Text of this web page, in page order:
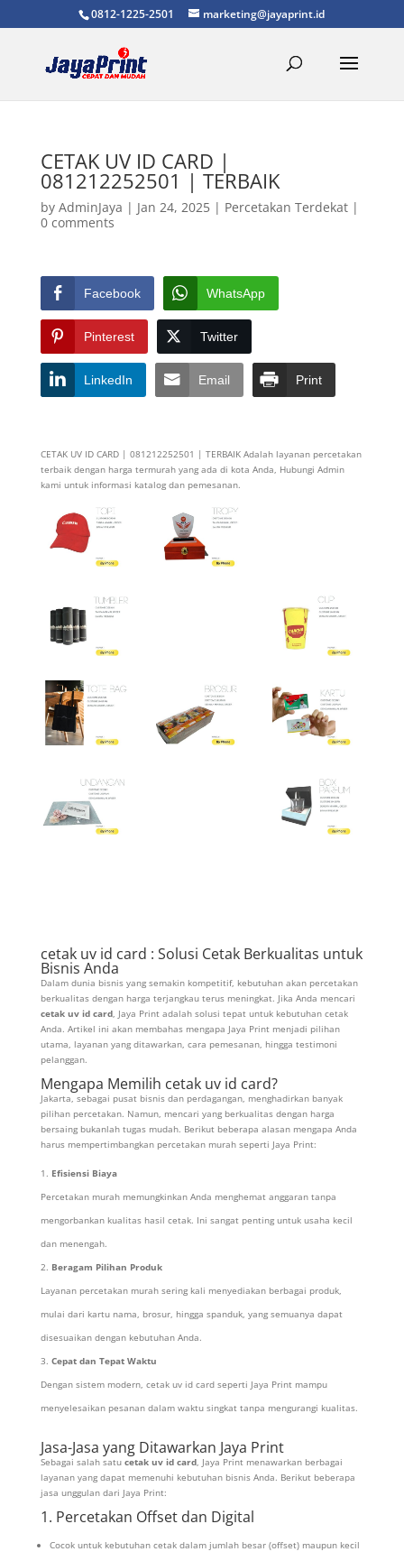
0812-1225-2501 marketing@jayaprint.id
CETAK UV ID CARD |
081212252501 | TERBAIK
by AdminJaya | Jan 24, 2025| Percetakan Terdekat|
0 comments
Facebook WhatsApp
Pinterest Twitter
LinkedIn Email Print
CETAK UV ID CARD | 081212252501 | TERBAIK Adalah layanan percetakan
terbaik dengan harga termurah yang ada di kota Anda, Hubungi Admin
kami untuk informasi katalog dan pemesanan.
cetak uv id card : Solusi Cetak Berkualitas untuk
Bisnis Anda
Dalam dunia bisnis yang semakin kompetitif, kebutuhan akan percetakan
berkualitas dengan harga terjangkau terus meningkat. Jika Anda mencari
cetak uv id card, Jaya Print adalah solusi tepat untuk kebutuhan cetak
Anda. Artikel ini akan membahas mengapa Jaya Print menjadi pilihan
utama, layanan yang ditawarkan, cara pemesanan, hingga testimoni
pelanggan.
Mengapa Memilih cetak uv id card?
Jakarta, sebagai pusat bisnis dan perdagangan, menghadirkan banyak
pilihan percetakan. Namun, mencari yang berkualitas dengan harga
bersaing bukanlah tugas mudah. Berikut beberapa alasan mengapa Anda
harus mempertimbangkan percetakan murah seperti Jaya Print:
Efisiensi Biaya
Percetakan murah memungkinkan Anda menghemat anggaran tanpa
mengorbankan kualitas hasil cetak. Ini sangat penting untuk usaha kecil
dan menengah.
Beragam Pilihan Produk
Layanan percetakan murah sering kali menyediakan berbagai produk,
mulai dari kartu nama, brosur, hingga spanduk, yang semuanya dapat
disesuaikan dengan kebutuhan Anda.
Cepat dan Tepat Waktu
Dengan sistem modern, cetak uv id card seperti Jaya Print mampu
menyelesaikan pesanan dalam waktu singkat tanpa mengurangi kualitas.
Jasa-Jasa yang Ditawarkan Jaya Print
Sebagai salah satu cetak uv id card, Jaya Print menawarkan berbagai
layanan yang dapat memenuhi kebutuhan bisnis Anda. Berikut beberapa
jasa unggulan dari Jaya Print:
1. Percetakan Offset dan Digital
Cocok untuk kebutuhan cetak dalam jumlah besar (offset) maupun kecil